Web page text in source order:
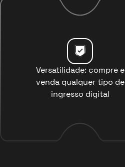
Versatilidade: compre e
venda qualquer tipo de
ingresso digital